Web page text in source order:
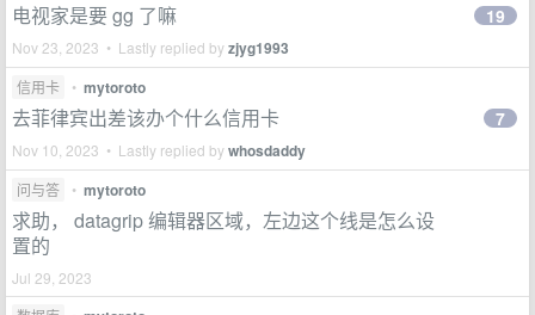
电视家是要 gg 了嘛
Nov 23, 2023 • Lastly replied byzjyg1993
19
信用卡 • mytoroto
去菲律宾出差该办个什么信用卡
Nov 10, 2023 • Lastly replied bywhosdaddy
7
问与答 • mytoroto
求助， datagrip 编辑器区域，左边这个线是怎么设
置的
Jul 29, 2023